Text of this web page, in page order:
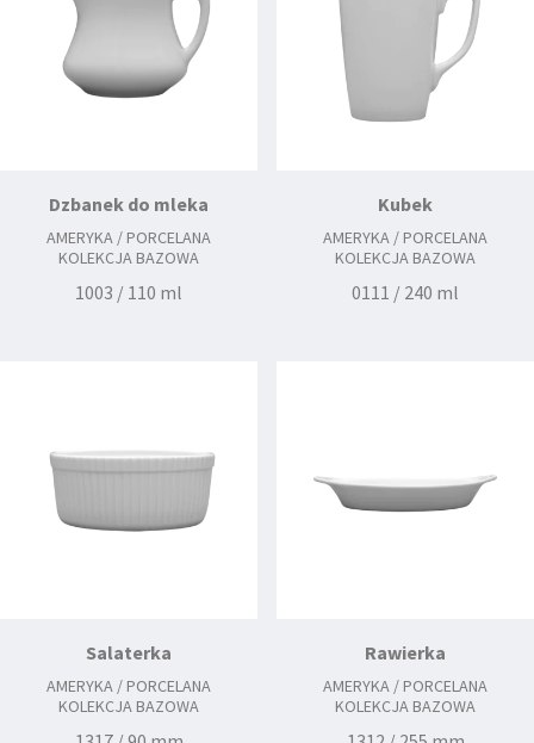
Dzbanek do mleka
AMERYKA / PORCELANA
KOLEKCJA BAZOWA
1003 / 110 ml
Kubek
AMERYKA / PORCELANA
KOLEKCJA BAZOWA
0111 / 240 ml
Salaterka
AMERYKA / PORCELANA
KOLEKCJA BAZOWA
Rawierka
AMERYKA / PORCELANA
KOLEKCJA BAZOWA